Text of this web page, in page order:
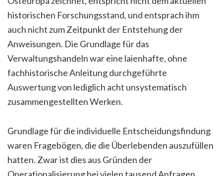
historischen Forschungsstand, und entsprach ihm
auch nicht zum Zeitpunkt der Entstehung der
Anweisungen. Die Grundlage für das
Verwaltungshandeln war eine laienhafte, ohne
fachhistorische Anleitung durchgeführte
Auswertung von lediglich acht unsystematisch
zusammengestellten Werken.
Grundlage für die individuelle Entscheidungsfindung
waren Fragebögen, die die Überlebenden auszufüllen
hatten. Zwar ist dies aus Gründen der